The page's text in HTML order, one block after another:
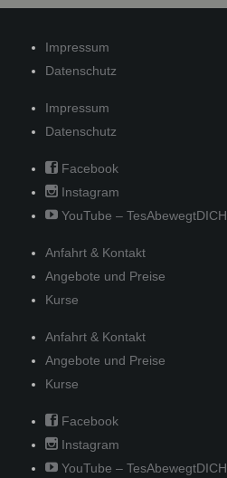
Impressum
Datenschutz
Impressum
Datenschutz
Facebook
Instagram
YouTube – TesAbewegtDICH
Anfahrt & Kontakt
Angebote und Preise
Kurse
Anfahrt & Kontakt
Angebote und Preise
Kurse
Facebook
Instagram
YouTube – TesAbewegtDICH